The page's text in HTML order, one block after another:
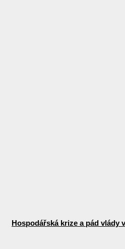
Hospodářská krize a pád vlády